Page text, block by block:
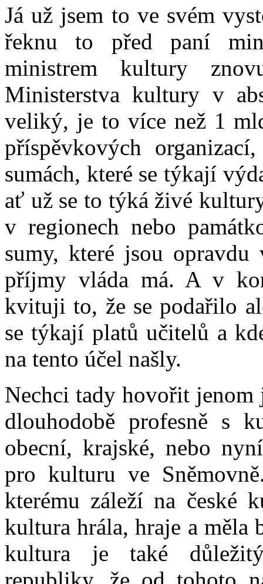
Já už jsem to ve svém
řeknu to před paní
ministrem kultury
Ministerstva kultury v
veliký, je to více než 1
příspěvkových
sumách, které se týkají
ať už se to týká živé
v regionech nebo
sumy, které jsou
příjmy vláda má. A v
kvituji to, že se podařilo
se týkají platů učitelů a
na tento účel našly.
Nechci tady hovořit
dlouhodobě profesně s
obecní, krajské, nebo
pro kulturu ve
kterému záleží na české
kultura hrála, hraje a měla
kultura je také